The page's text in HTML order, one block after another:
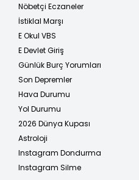
Nöbetçi Eczaneler
İstiklal Marşı
E Okul VBS
E Devlet Giriş
Günlük Burç Yorumları
Son Depremler
Hava Durumu
Yol Durumu
2026 Dünya Kupası
Astroloji
Instagram Dondurma
Instagram Silme